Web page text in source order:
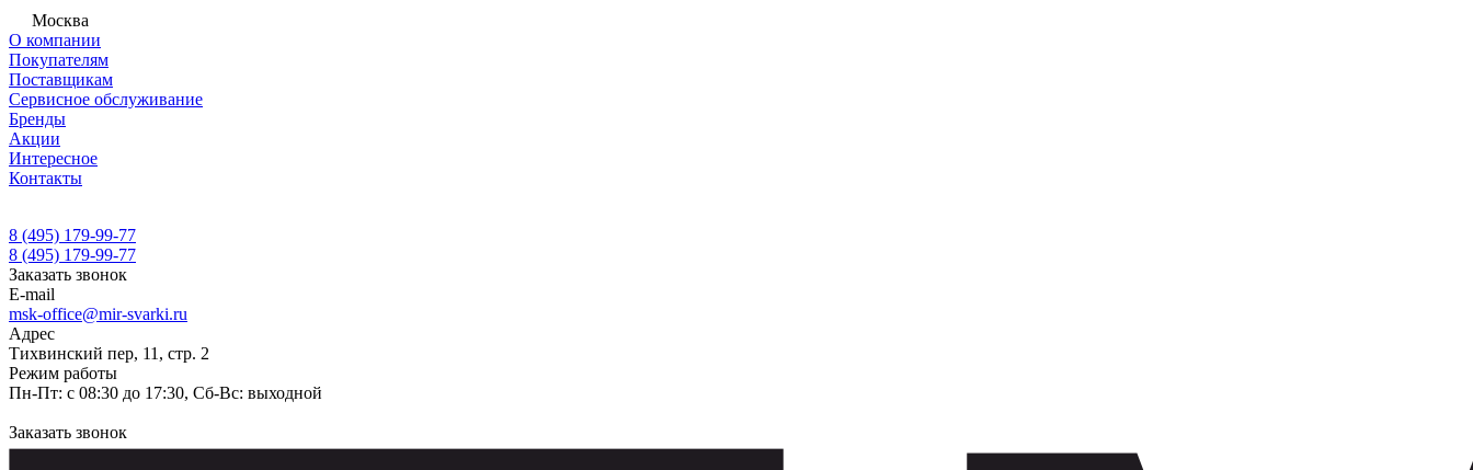
Москва
О компании
Покупателям
Поставщикам
Сервисное обслуживание
Бренды
Акции
Интересное
Контакты
8 (495) 179-99-77
8 (495) 179-99-77
Заказать звонок
E-mail
msk-office@mir-svarki.ru
Адрес
Тихвинский пер, 11, стр. 2
Режим работы
Пн-Пт: с 08:30 до 17:30, Сб-Вс: выходной
Заказать звонок